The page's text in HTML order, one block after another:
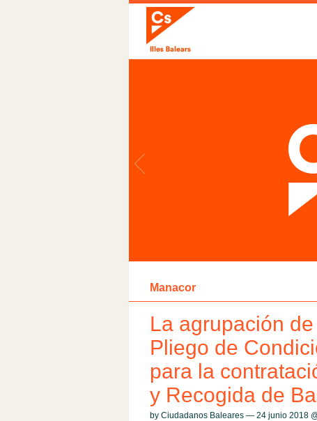
Manacor
La agrupación
Pliego de
para la
y Recogida de
by Ciudadanos Baleares — 24 junio 2018